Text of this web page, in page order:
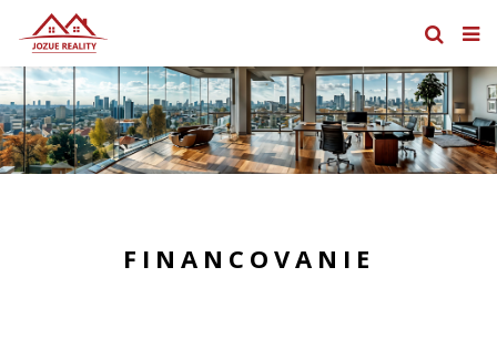
FINANCOVANIE